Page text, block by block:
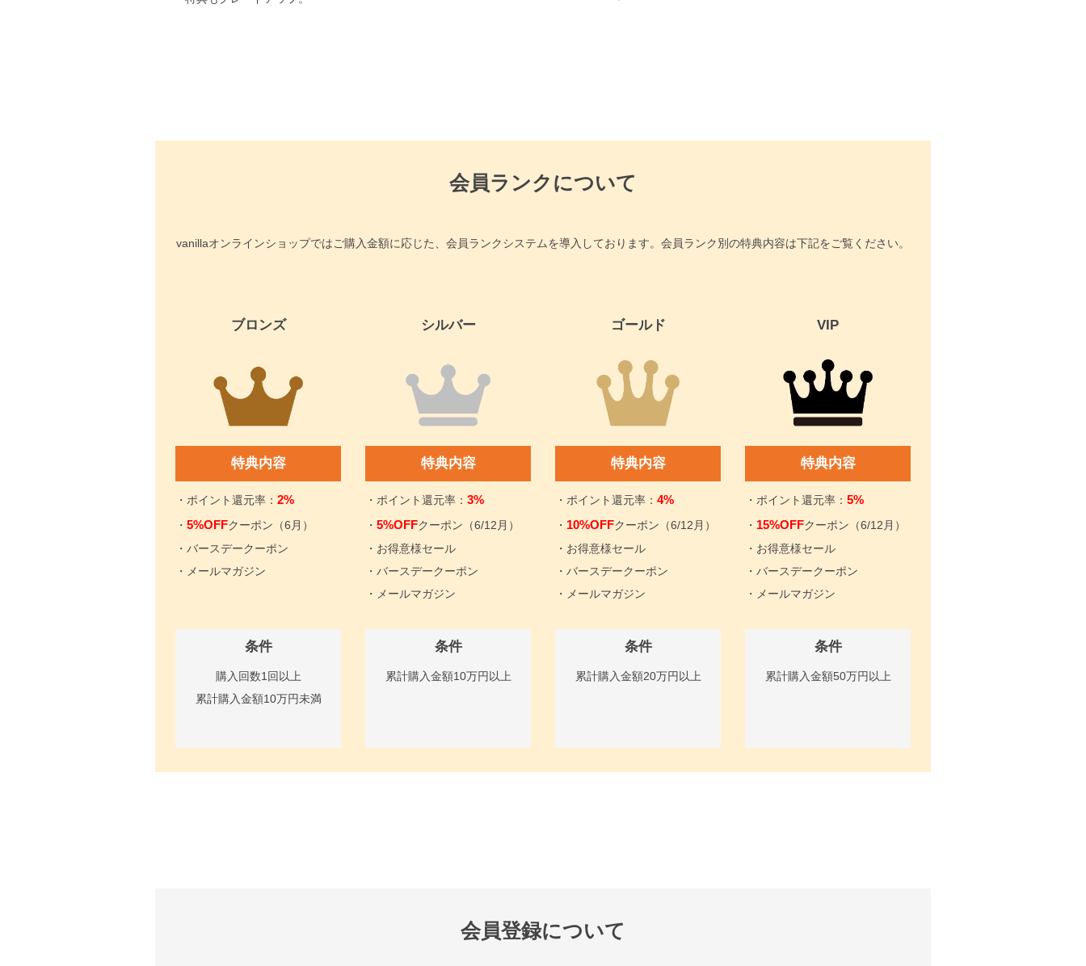
会員ランクについて
vanillaオンラインショップではご購入金額に応じた、会員ランクシステムを導入しております。会員ランク別の特典内容は下記をご覧ください。
ブロンズ
特典内容
・ポイント還元率： 2%
・ 5%OFFクーポン（6月）
・バースデークーポン
・メールマガジン
条件
購入回数1回以上
累計購入金額10万円未満
シルバー
特典内容
・ポイント還元率： 3%
・ 5%OFFクーポン（6/12月）
・お得意様セール
・バースデークーポン
・メールマガジン
条件
累計購入金額10万円以上
ゴールド
特典内容
・ポイント還元率： 4%
・ 10%OFFクーポン（6/12月）
・お得意様セール
・バースデークーポン
・メールマガジン
条件
累計購入金額20万円以上
VIP
特典内容
・ポイント還元率： 5%
・ 15%OFFクーポン（6/12月）
・お得意様セール
・バースデークーポン
・メールマガジン
条件
累計購入金額50万円以上
会員登録について